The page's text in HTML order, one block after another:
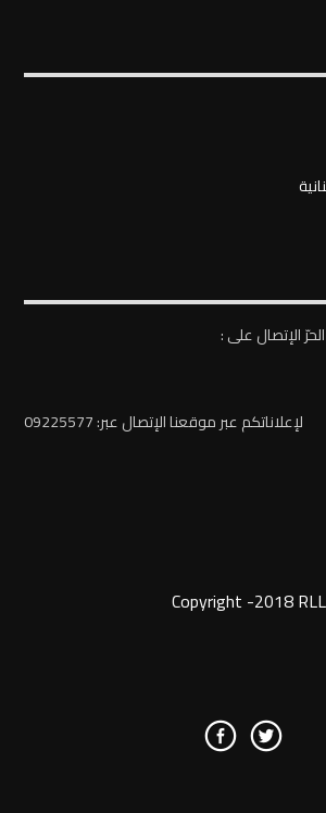
الحرّ الإتصال على :
لإعلاناتكم عبر موقعنا الإتصال عبر: 09225577
Copyright -2018